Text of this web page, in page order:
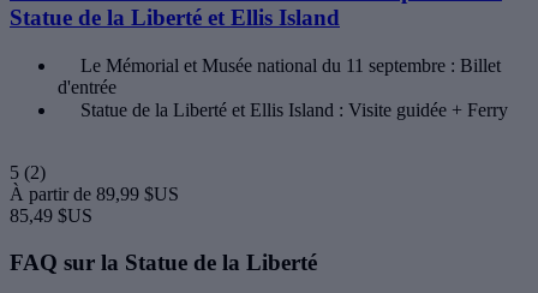
Statue de la Liberté et Ellis Island
Le Mémorial et Musée national du 11 septembre : Billet
d'entrée
Statue de la Liberté et Ellis Island : Visite guidée + Ferry
5 (2)
À partir de 89,99 $US
85,49 $US
FAQ sur la Statue de la Liberté